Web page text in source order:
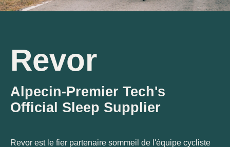
Revor
Alpecin-Premier Tech's
Official Sleep Supplier
Revor est le fier partenaire sommeil de l'équipe cycliste